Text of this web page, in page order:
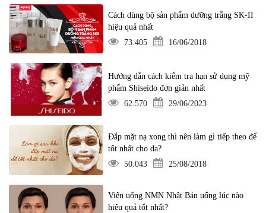
Cách dùng bộ sản phẩm dưỡng trắng SK-II
hiệu quả nhất
73.405
16/06/2018
Hướng dẫn cách kiểm tra hạn sử dụng mỹ
phẩm Shiseido đơn giản nhất
62.570
29/06/2023
Đắp mặt nạ xong thì nên làm gì tiếp theo để
tốt nhất cho da?
50.043
25/08/2018
Viên uống NMN Nhật Bản uống lúc nào
hiệu quả tốt nhất?